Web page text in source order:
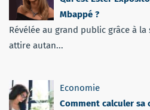
Mbappé ?
Révélée au grand public grâce à
attire autan...
Economie
Comment calculer sa